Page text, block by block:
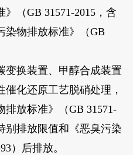
（GB 31571-2015，含
染物排放标准》（GB
换装置、甲醇合成装置
化还原工艺脱硝处理，
放标准》（GB 31571-
别排放限值和《恶臭污染
）后排放。